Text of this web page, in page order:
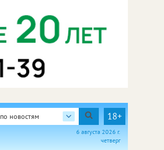
по новостям 18+
6 августа 2026 г.
четверг